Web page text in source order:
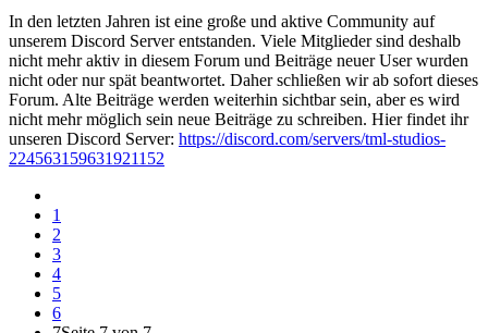
In den letzten Jahren ist eine große und aktive Community auf
unserem Discord Server entstanden. Viele Mitglieder sind deshalb
nicht mehr aktiv in diesem Forum und Beiträge neuer User wurden
nicht oder nur spät beantwortet. Daher schließen wir ab sofort dieses
Forum. Alte Beiträge werden weiterhin sichtbar sein, aber es wird
nicht mehr möglich sein neue Beiträge zu schreiben. Hier findet ihr
unseren Discord Server: https://discord.com/servers/tml-studios-
224563159631921152
1
2
3
4
5
6